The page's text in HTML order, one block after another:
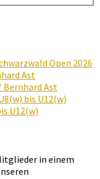
Open 2026
Ast
Bernhard Ast
bis U12(w)
U12(w)
in einem